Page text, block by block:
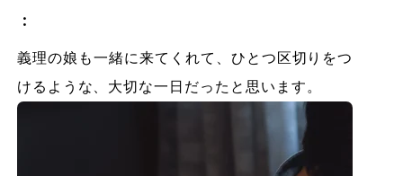
：
義理の娘も一緒に来てくれて、ひとつ区切りをつ
けるような、大切な一日だったと思います。